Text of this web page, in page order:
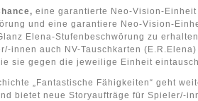
eine garantierte Neo-Vision-
und eine garantiere Neo-Vision-
Elena-Stufenbeschwörung zu
innen auch NV-Tauschkarten (E.R.Elena)
sie gegen die jeweilige Einheit
„Fantastische Fähigkeiten“ geht
bietet neue Storyaufträge für Spieler/-